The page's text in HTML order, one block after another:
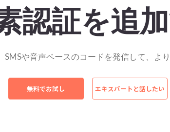
認証を追
や音声ベースのコードを発信して、よ
無料でお試し エキスパートと話したい